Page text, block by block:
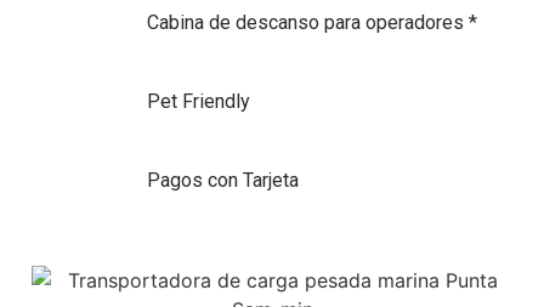
Cabina de descanso para operadores *
Pet Friendly
Pagos con Tarjeta